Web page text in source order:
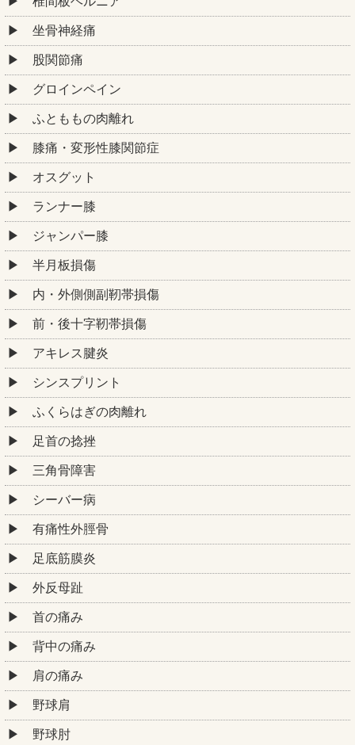
坐骨神経痛
股関節痛
グロインペイン
ふとももの肉離れ
膝痛・変形性膝関節症
オスグット
ランナー膝
ジャンパー膝
半月板損傷
内・外側側副靭帯損傷
前・後十字靭帯損傷
アキレス腱炎
シンスプリント
ふくらはぎの肉離れ
足首の捻挫
三角骨障害
シーバー病
有痛性外脛骨
足底筋膜炎
外反母趾
首の痛み
背中の痛み
肩の痛み
野球肩
野球肘